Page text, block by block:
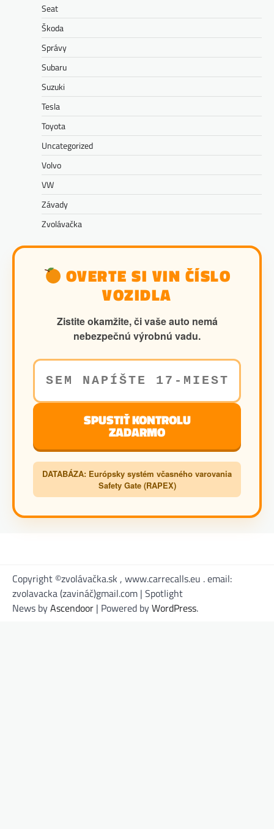
Seat
Škoda
Správy
Subaru
Suzuki
Tesla
Toyota
Uncategorized
Volvo
VW
Závady
Zvolávačka
OVERTE SI VIN ČÍSLO
VOZIDLA
Zistite okamžite, či vaše auto nemá
nebezpečnú výrobnú vadu.
SPUSTIŤ KONTROLU
ZADARMO
DATABÁZA: Európsky systém včasného varovania
Safety Gate (RAPEX)
Copyright ©zvolávačka.sk , www.carrecalls.eu . email:
zvolavacka (zavináč)gmail.com | Spotlight
News byAscendoor | Powered byWordPress.